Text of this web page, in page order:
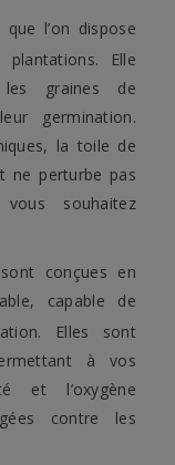
que l’on dispose
Elle
les graines de
germination.
la toile de
ne perturbe pas
souhaitez
sont conçues en
capable de
Elles sont
à vos
et l’oxygène
contre les